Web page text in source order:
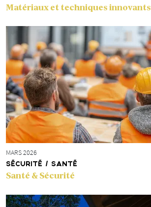
Matériaux et techniques innovants
MARS 2026
SÉCURITÉ / SANTÉ
Santé & Sécurité